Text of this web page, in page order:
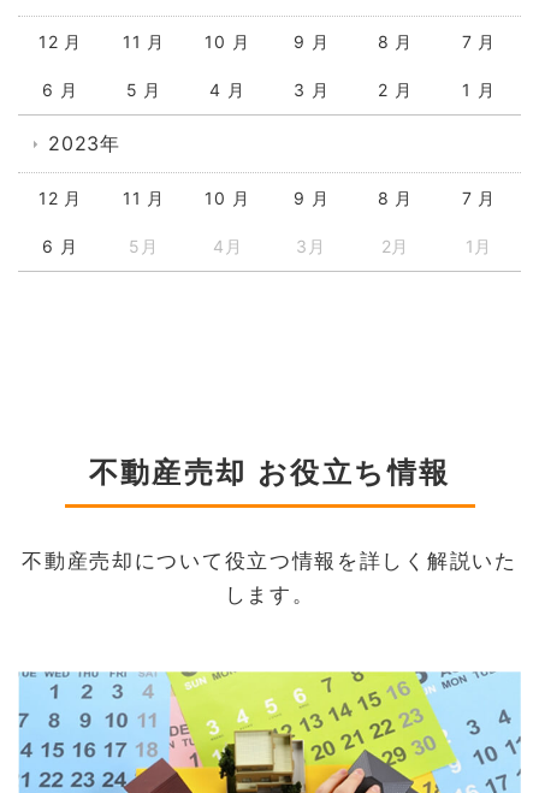
12 月 11 月 10 月 9 月 8 月 7 月
6 月 5 月 4 月 3 月 2 月 1 月
2023年
12 月 11 月 10 月 9 月 8 月 7 月
6 月 5月 4月 3月 2月 1月
不動産売却 お役立ち情報
不動産売却について役立つ情報を詳しく解説いた
します。